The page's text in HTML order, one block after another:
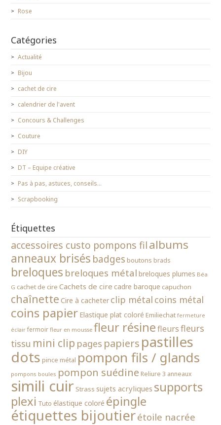
Rose
Catégories
Actualité
Bijou
cachet de cire
calendrier de l'avent
Concours & Challenges
Couture
DIY
DT – Equipe créative
Pas à pas, astuces, conseils…
Scrapbooking
Étiquettes
accessoires custo pompons filalbums
anneaux brisés badges boutons brads
breloques breloques métal breloques plumes Béa
G cachet de cire Cachets de cire cadre baroque capuchon
chaînette Cire à cacheterclip métal coins métal
coins papier Elastique plat coloré Emiliechat fermeture
éclair fermoir fleur en mousse fleur résine fleurs fleurs
tissu mini clip pages papiers pastilles
dots pince métal pompon fils / glands
pompons boules pompon suédine Reliure 3 anneaux
simili cuir Strass sujets acryliques supports
plexi Tuto élastique coloré épingle
étiquettes bijoutierétoile nacrée